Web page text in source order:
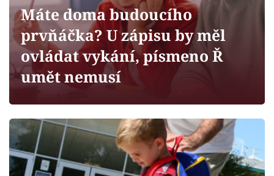
Sledujte prima+
Filmový festival Karlovy Vary
Mámy sobě
Přihlášení
Máte doma budoucího
prvňáčka? U zápisu by měl
ovládat vykání, písmeno Ř
umět nemusí